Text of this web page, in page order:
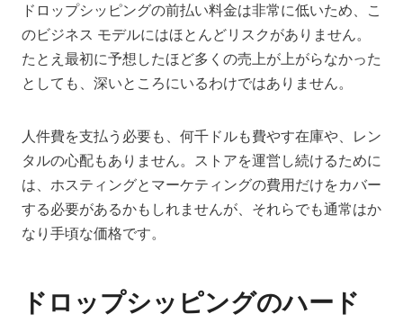
ドロップシッピングの前払い料金は非常に低いため、こ
のビジネス モデルにはほとんどリスクがありません。
たとえ最初に予想したほど多くの売上が上がらなかった
としても、深いところにいるわけではありません。
人件費を支払う必要も、何千ドルも費やす在庫や、レン
タルの心配もありません。ストアを運営し続けるために
は、ホスティングとマーケティングの費用だけをカバー
する必要があるかもしれませんが、それらでも通常はか
なり手頃な価格です。
ドロップシッピングのハード